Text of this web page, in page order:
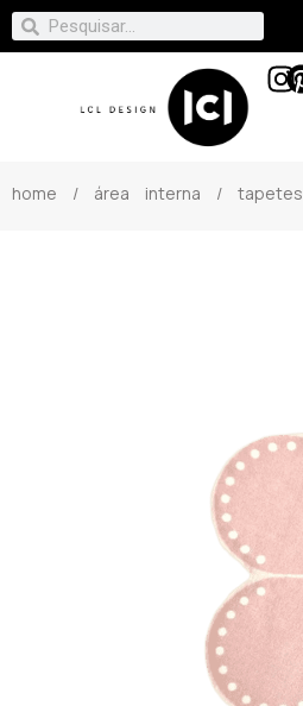
home / área interna / tapetes